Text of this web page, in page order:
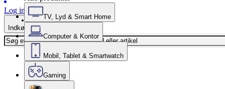
Log ind
Indkøbskurv
TV, Lyd & Smart Home
Computer & Kontor
Mobil, Tablet & Smartwatch
Gaming